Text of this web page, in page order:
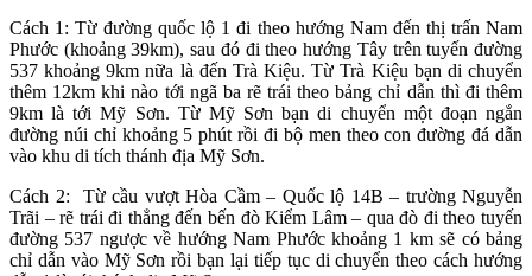
Cách 1: Từ đường quốc lộ 1 đi theo hướng Nam đến thị trấn Nam
Phước (khoảng 39km), sau đó đi theo hướng Tây trên tuyến đường
537 khoảng 9km nữa là đến Trà Kiệu. Từ Trà Kiệu bạn di chuyển
thêm 12km khi nào tới ngã ba rẽ trái theo bảng chỉ dẫn thì đi thêm
9km là tới Mỹ Sơn. Từ Mỹ Sơn bạn di chuyển một đoạn ngắn
đường núi chỉ khoảng 5 phút rồi đi bộ men theo con đường đá dẫn
vào khu di tích thánh địa Mỹ Sơn.
Cách 2: Từ cầu vượt Hòa Cầm – Quốc lộ 14B – trường Nguyễn
Trãi – rẽ trái đi thẳng đến bến đò Kiểm Lâm – qua đò đi theo tuyến
đường 537 ngược về hướng Nam Phước khoảng 1 km sẽ có bảng
chỉ dẫn vào Mỹ Sơn rồi bạn lại tiếp tục di chuyển theo cách hướng